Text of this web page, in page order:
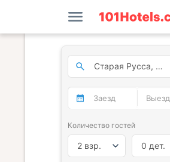
Количество гостей
2 взр. 0 дет.